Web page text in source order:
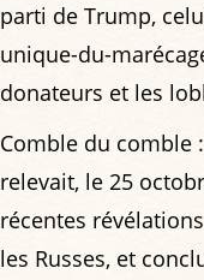
parti de Trump,
unique-du-
donateurs et les
Comble du comble
relevait, le 25
récentes
les Russes, et